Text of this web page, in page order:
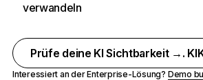
verwandeln
Prüfe deine KI Sichtbarkeit →.
Interessiert an der Enterprise-Lösung? Demo